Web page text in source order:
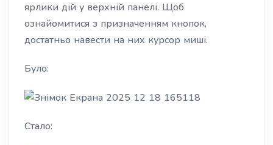
ярлики дій у верхній панелі. Щоб
ознайомитися з призначенням кнопок,
достатньо навести на них курсор миші.
Було:
Стало: